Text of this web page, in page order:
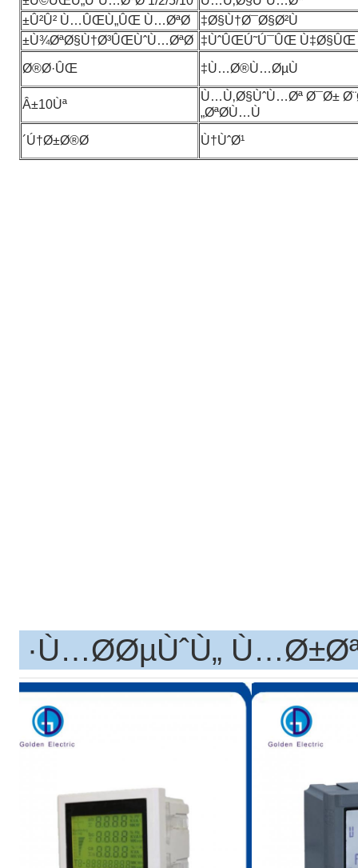
Ø§Ù†Ø¯Ø§Ø²Ù‡
Û²Û² Ù…ÛŒÙ„ÛŒ Ù…ØªØ±
ÙˆÛŒÚ˜Ú¯ÛŒ Ù‡Ø§ÛŒ
Ù¾ØªØ§Ù†Ø³ÛŒÙˆÙ…ØªØ±
Ù…Ø®Ù…ØµÙ‡
Ø®Ø·ÛŒ
Ù…Ù‚Ø§ÙˆÙ…Øª Ø¯Ø±
ØªØ­Ù…Ù„
Â±10Ùª
Ù†ÙˆØ¹
Ú†Ø±Ø®Ø´
Ù…Ø­ØµÙˆÙ„